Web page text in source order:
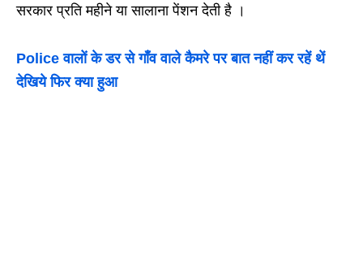
सरकार प्रति महीने या सालाना पेंशन देती है ।
Police वालों के डर से गाँव वाले कैमरे पर बात नहीं कर रहें थें
देखिये फिर क्या हुआ